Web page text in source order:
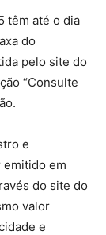
têm até o dia
do
pelo site do
“Consulte
e
emitido em
do site do
valor
e